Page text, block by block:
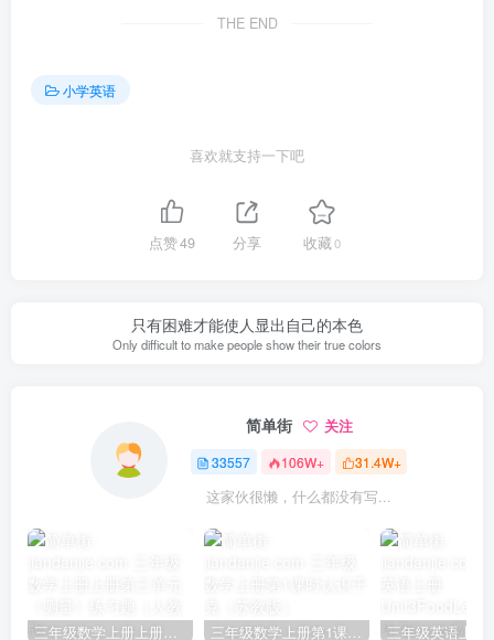
THE END
小学英语
喜欢就支持一下吧
点赞49 分享 收藏0
只有困难才能使人显出自己的本色
Only difficult to make people show their true colors
简单街 关注
33557 106W+ 31.4W+
这家伙很懒，什么都没有写...